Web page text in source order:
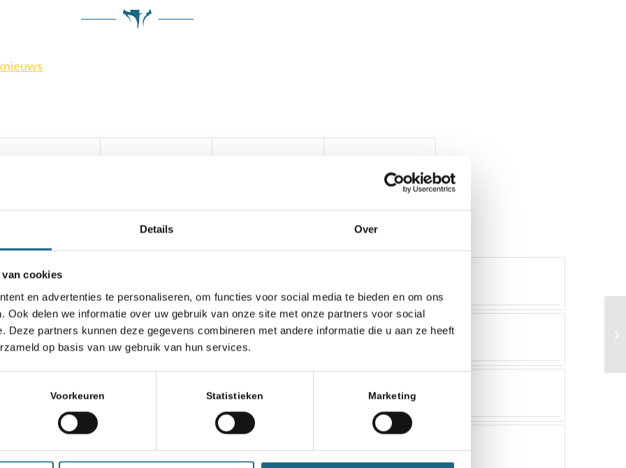
Details Over
van cookies
en advertenties te personaliseren, om functies voor social media te bieden en om ons
Ook delen we informatie over uw gebruik van onze site met onze partners voor social
Deze partners kunnen deze gegevens combineren met andere informatie die u aan ze heeft
op basis van uw gebruik van hun services.
Voorkeuren Statistieken Marketing
NJK ABC in Spijkenisse
Steel Chess op 19 januari
in Rotterdam
Basa beste meisje t/m 12 jaar